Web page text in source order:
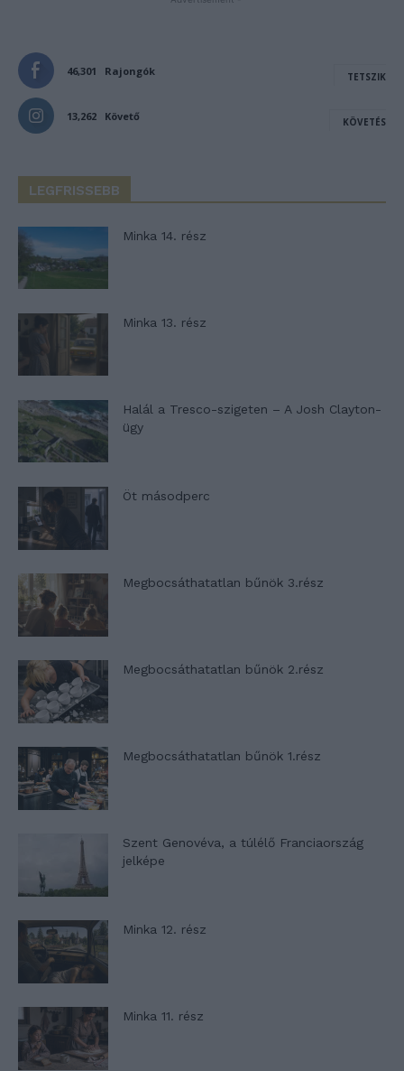
46,301 Rajongók TETSZIK
13,262 Követő KÖVETÉS
LEGFRISSEBB
Minka 14. rész
Minka 13. rész
Halál a Tresco-szigeten – A Josh Clayton-
ügy
Öt másodperc
Megbocsáthatatlan bűnök 3.rész
Megbocsáthatatlan bűnök 2.rész
Megbocsáthatatlan bűnök 1.rész
Szent Genovéva, a túlélő Franciaország
jelképe
Minka 12. rész
Minka 11. rész